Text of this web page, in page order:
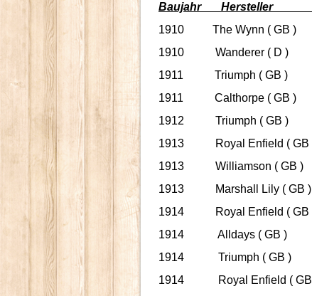
Baujahr
1910 The Wynn ( GB )
1910 Wanderer ( D )
1911 Triumph ( GB )
1911 Calthorpe (
1912 Triumph ( GB )
1913 Royal Enfield (
1913 Williamson ( GB )
1913 Marshall Lily (
1914 Royal Enfield (
1914 Alldays ( GB
1914 Triumph ( GB
1914 Royal Enfield (